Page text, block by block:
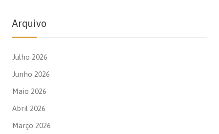
Arquivo
Julho 2026
Junho 2026
Maio 2026
Abril 2026
Março 2026